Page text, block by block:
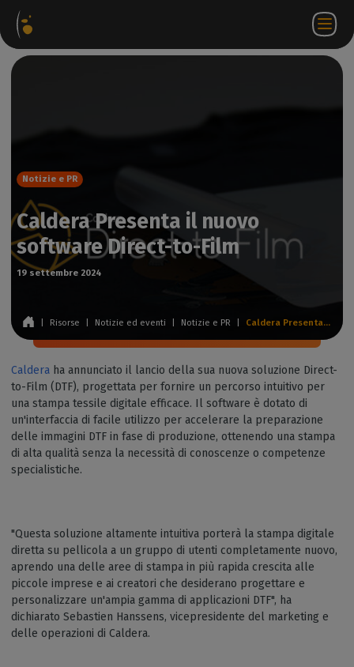
IT
Notizie e PR
Caldera Presenta il nuovo
software Direct-to-Film
19 settembre 2024
Risorse Notizie ed eventi Notizie e PR Caldera Presenta il nuovo software Direct-to-Film
Caldera ha annunciato il lancio della sua nuova soluzione Direct-
to-Film (DTF), progettata per fornire un percorso intuitivo per
una stampa tessile digitale efficace. Il software è dotato di
un'interfaccia di facile utilizzo per accelerare la preparazione
delle immagini DTF in fase di produzione, ottenendo una stampa
di alta qualità senza la necessità di conoscenze o competenze
specialistiche.
"Questa soluzione altamente intuitiva porterà la stampa digitale
diretta su pellicola a un gruppo di utenti completamente nuovo,
aprendo una delle aree di stampa in più rapida crescita alle
piccole imprese e ai creatori che desiderano progettare e
personalizzare un'ampia gamma di applicazioni DTF", ha
dichiarato Sebastien Hanssens, vicepresidente del marketing e
delle operazioni di Caldera.